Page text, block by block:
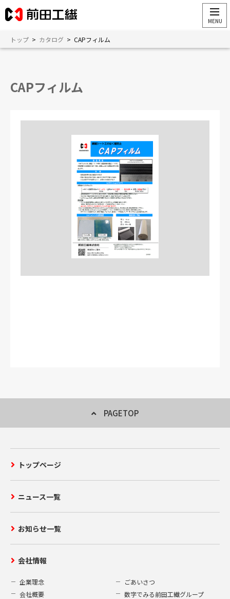
トップ > カタログ > CAPフィルム
CAPフィルム
PAGETOP
トップページ
ニュース一覧
お知らせ一覧
会社情報
企業理念
ごあいさつ
会社概要
数字でみる前田工繊グループ